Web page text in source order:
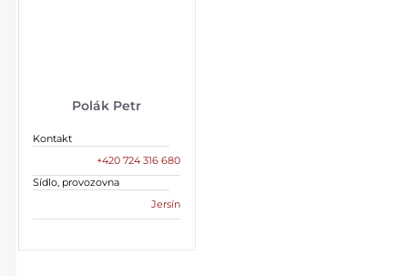
Polák Petr
Kontakt
+420 724 316 680
Sídlo, provozovna
Jersín